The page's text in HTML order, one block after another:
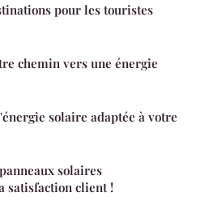
pour les touristes
chemin vers une énergie
solaire adaptée à votre
solaires
satisfaction client !